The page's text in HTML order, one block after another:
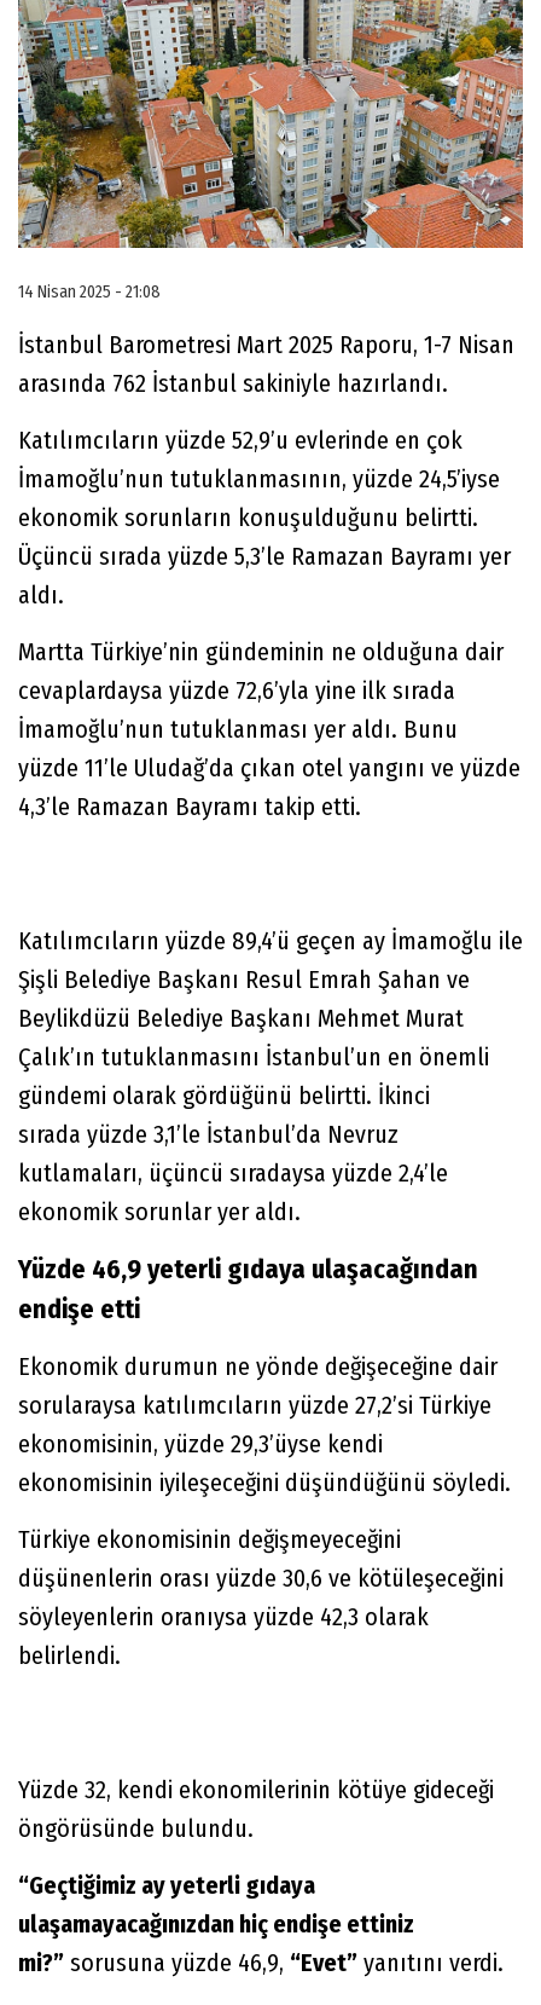
14 Nisan 2025 - 21:08
İstanbul Barometresi Mart 2025 Raporu, 1-7 Nisan
arasında 762 İstanbul sakiniyle hazırlandı.
Katılımcıların yüzde 52,9’u evlerinde en çok
İmamoğlu’nun tutuklanmasının, yüzde 24,5’iyse
ekonomik sorunların konuşulduğunu belirtti.
Üçüncü sırada yüzde 5,3’le Ramazan Bayramı yer
aldı.
Martta Türkiye’nin gündeminin ne olduğuna dair
cevaplardaysa yüzde 72,6’yla yine ilk sırada
İmamoğlu’nun tutuklanması yer aldı. Bunu
yüzde 11’le Uludağ’da çıkan otel yangını ve yüzde
4,3’le Ramazan Bayramı takip etti.
Katılımcıların yüzde 89,4’ü geçen ay İmamoğlu ile
Şişli Belediye Başkanı Resul Emrah Şahan ve
Beylikdüzü Belediye Başkanı Mehmet Murat
Çalık’ın tutuklanmasını İstanbul’un en önemli
gündemi olarak gördüğünü belirtti. İkinci
sırada yüzde 3,1’le İstanbul’da Nevruz
kutlamaları, üçüncü sıradaysa yüzde 2,4’le
ekonomik sorunlar yer aldı.
Yüzde 46,9 yeterli gıdaya ulaşacağından
endişe etti
Ekonomik durumun ne yönde değişeceğine dair
sorularaysa katılımcıların yüzde 27,2’si Türkiye
ekonomisinin, yüzde 29,3’üyse kendi
ekonomisinin iyileşeceğini düşündüğünü söyledi.
Türkiye ekonomisinin değişmeyeceğini
düşünenlerin orası yüzde 30,6 ve kötüleşeceğini
söyleyenlerin oranıysa yüzde 42,3 olarak
belirlendi.
Yüzde 32, kendi ekonomilerinin kötüye gideceği
öngörüsünde bulundu.
“Geçtiğimiz ay yeterli gıdaya
ulaşamayacağınızdan hiç endişe ettiniz
mi?” sorusuna yüzde 46,9, “Evet” yanıtını verdi.